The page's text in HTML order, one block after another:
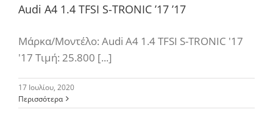
Audi A4 1.4 TFSI S-TRONIC ’17 ’17
Μάρκα/Μοντέλο: Audi A4 1.4 TFSI S-TRONIC '17
'17 Τιμή: 25.800 [...]
17 Ιουλίου, 2020
Περισσότερα